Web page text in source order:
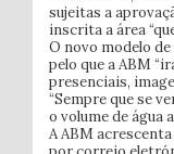
sujeitas a
inscrita a área
O novo modelo
pelo que a ABM
presenciais,
“Sempre que se
o volume de água
A ABM